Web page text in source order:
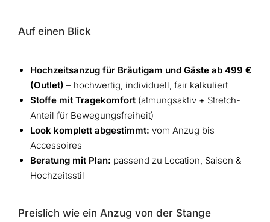
Auf einen Blick
Hochzeitsanzug für Bräutigam und Gäste ab 499 €
(Outlet) – hochwertig, individuell, fair kalkuliert
Stoffe mit Tragekomfort (atmungsaktiv + Stretch-
Anteil für Bewegungsfreiheit)
Look komplett abgestimmt: vom Anzug bis
Accessoires
Beratung mit Plan: passend zu Location, Saison &
Hochzeitsstil
Preislich wie ein Anzug von der Stange